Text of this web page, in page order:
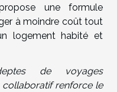
une formule
à moindre coût tout
logement habité et
de voyages
renforce le